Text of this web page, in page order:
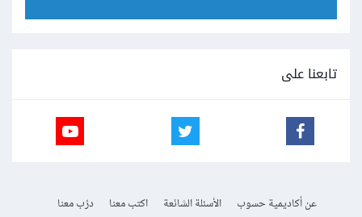
تابعنا على
عن أكاديمية حسوب الأسئلة الشائعة اكتب معنا
درّب معنا